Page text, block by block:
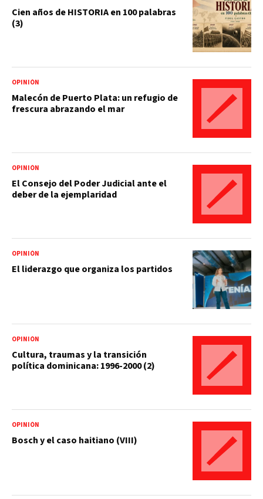
Cien años de HISTORIA en 100 palabras
(3)
OPINIÓN
Malecón de Puerto Plata: un refugio de
frescura abrazando el mar
OPINIÓN
El Consejo del Poder Judicial ante el
deber de la ejemplaridad
OPINIÓN
El liderazgo que organiza los partidos
OPINIÓN
Cultura, traumas y la transición
política dominicana: 1996-2000 (2)
OPINIÓN
Bosch y el caso haitiano (VIII)